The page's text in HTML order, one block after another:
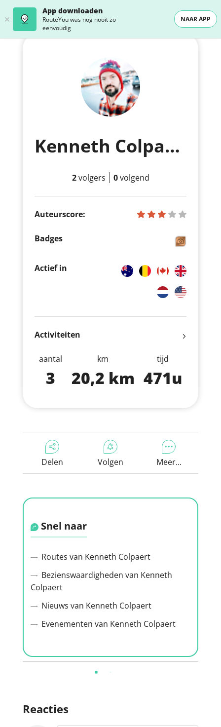
App downloaden
RouteYou was nog nooit zo
eenvoudig
NAAR APP
Kenneth Colpaert
2volgers 0volgend
Auteurscore:
Badges
Actief in
Activiteiten
aantal
3
km
20,2 km
tijd
471u
Delen Volgen Meer...
Snel naar
Routes van Kenneth Colpaert
Bezienswaardigheden van Kenneth
Colpaert
Nieuws van Kenneth Colpaert
Evenementen van Kenneth Colpaert
Reacties